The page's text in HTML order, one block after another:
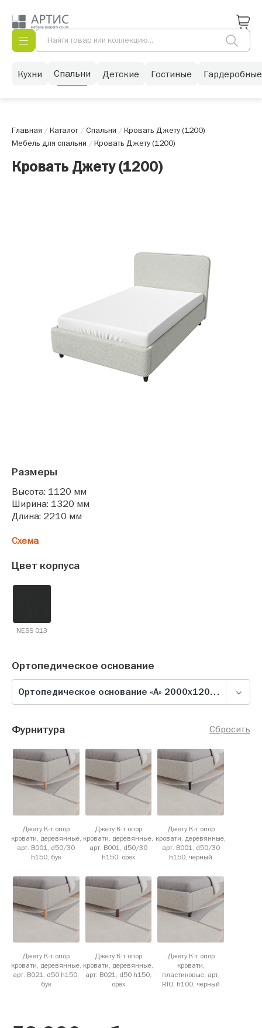
Кухни Спальни Детские Гостиные Гардеробные
Главная /Каталог/Спальни /Кровать Джету (1200)
Мебель для спальни /Кровать Джету (1200)
Кровать Джету (1200)
Размеры
Высота: 1120 мм
Ширина: 1320 мм
Длина: 2210 мм
Схема
Цвет корпуса
NESS 013
Ортопедическое основание
Ортопедическое основание «А» 2000х1200, серое
Сбросить
Фурнитура
Джету К-т опор
кровати, деревянные,
арт. B001, d50/30
h150, бук
Джету К-т опор
кровати, деревянные,
арт. B001, d50/30
h150, орех
Джету К-т опор
кровати, деревянные,
арт. B001, d50/30
h150, черный
Джету К-т опор
кровати, деревянные,
арт. B021, d50 h150,
бук
Джету К-т опор
кровати, деревянные,
арт. B021, d50 h150,
орех
Джету К-т опор
кровати,
пластиковые, арт.
RIO, h100, черный